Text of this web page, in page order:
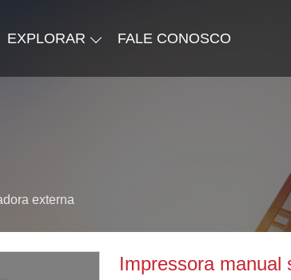
EXPLORAR FALE CONOSCO
externa
Impressora manual